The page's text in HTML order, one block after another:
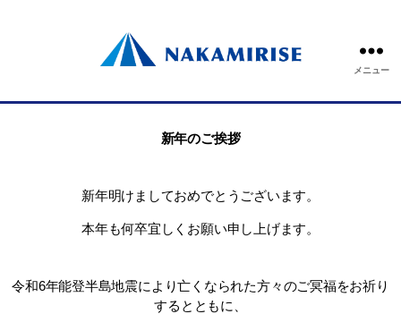
メニュー
新年のご挨拶
新年明けましておめでとうございます。
本年も何卒宜しくお願い申し上げます。
令和6年能登半島地震により亡くなられた方々のご冥福をお祈り
するとともに、